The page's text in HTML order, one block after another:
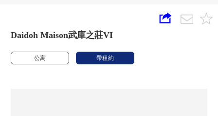
Daidoh Maison武庫之莊VI
公寓 帶租約